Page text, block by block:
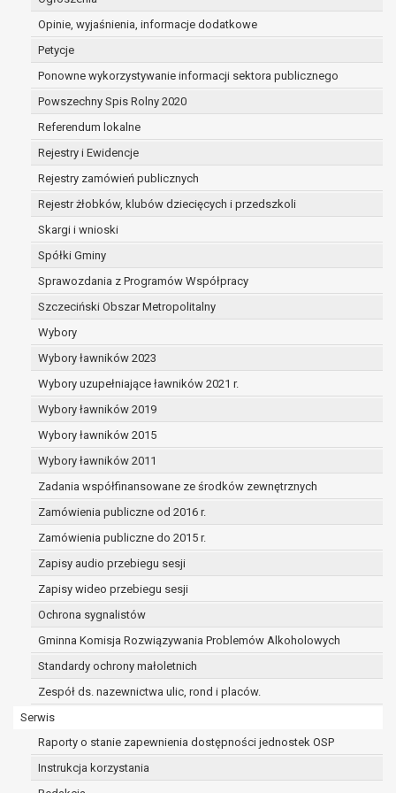
Opinie, wyjaśnienia, informacje dodatkowe
Petycje
Ponowne wykorzystywanie informacji sektora publicznego
Powszechny Spis Rolny 2020
Referendum lokalne
Rejestry i Ewidencje
Rejestry zamówień publicznych
Rejestr żłobków, klubów dziecięcych i przedszkoli
Skargi i wnioski
Spółki Gminy
Sprawozdania z Programów Współpracy
Szczeciński Obszar Metropolitalny
Wybory
Wybory ławników 2023
Wybory uzupełniające ławników 2021 r.
Wybory ławników 2019
Wybory ławników 2015
Wybory ławników 2011
Zadania współfinansowane ze środków zewnętrznych
Zamówienia publiczne od 2016 r.
Zamówienia publiczne do 2015 r.
Zapisy audio przebiegu sesji
Zapisy wideo przebiegu sesji
Ochrona sygnalistów
Gminna Komisja Rozwiązywania Problemów Alkoholowych
Standardy ochrony małoletnich
Zespół ds. nazewnictwa ulic, rond i placów.
Serwis
Raporty o stanie zapewnienia dostępności jednostek OSP
Instrukcja korzystania
dane są nieprawidłowe lub
niekompletne;
osobowych (tzw. prawo do bycia
zapomnianym) na podstawie art. 17 RODO,
w przypadku gdy:
dane nie są już niezbędne do celów,
sposób przetwarzane,
osoba, której dane dotyczą, wniosła
sprzeciw wobec przetwarzania
osoba, której dane dotyczą wycofała
osobowych, która jest podstawą
przetwarzania danych i nie ma innej
podstawy prawnej przetwarzania
dane osobowe przetwarzane są
niezgodnie z prawem,
dane osobowe muszą być usunięte w
celu wywiązania się z obowiązku
wynikającego z przepisów prawa;
prawo do żądania ograniczenia
przetwarzania danych osobowych na
podstawie art. 18 RODO, w przypadku gdy:
osoba, której dane dotyczą
kwestionuje prawidłowość danych
osobowych – na okres pozwalający
administratorowi sprawdzić
prawidłowość tych danych,
przetwarzanie danych jest niezgodne
z prawem, a osoba, której dane
dotyczą, sprzeciwia się usunięciu
danych, żądając w zamian ich
ograniczenia,
której dane dotyczą, potrzebuje ich do
ustalenia, obrony lub dochodzenia